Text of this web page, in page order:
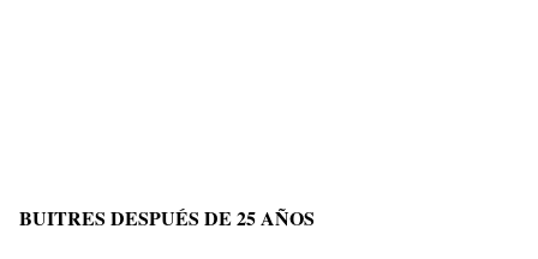
BUITRES DESPUÉS DE 25 AÑOS